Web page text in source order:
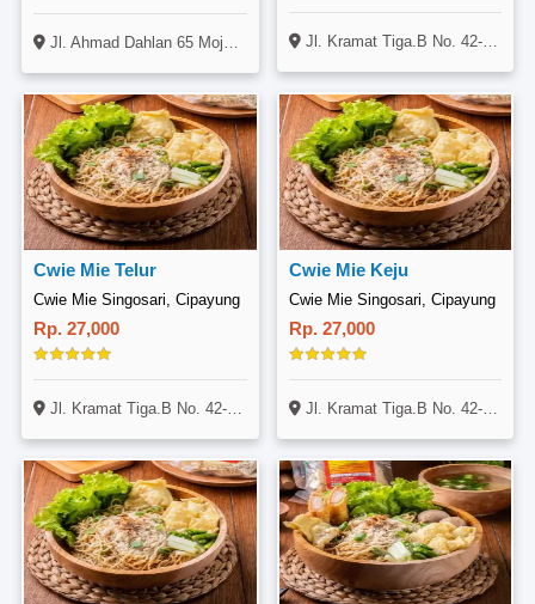
Jl. Ahmad Dahlan 65 Mojoroto Kediri (Kios Pojok Gang 5 Barat Mojoroto) Jl. Kramat Tiga.B No. 42-F, Cipayung, Jakarta
Cwie Mie Telur
Cwie Mie Singosari, Cipayung
Rp. 27,000
Jl. Kramat Tiga.B No. 42-F, Cipayung, Jakarta
Cwie Mie Keju
Cwie Mie Singosari, Cipayung
Rp. 27,000
Jl. Kramat Tiga.B No. 42-F, Cipayung, Jakarta